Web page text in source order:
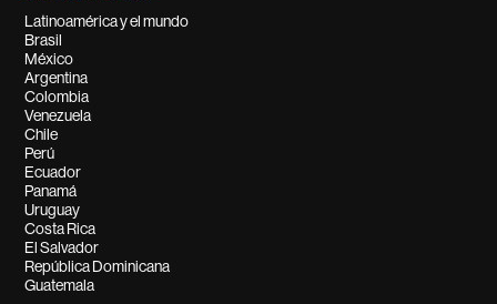
Latinoamérica y el mundo
Brasil
México
Argentina
Colombia
Venezuela
Chile
Perú
Ecuador
Panamá
Uruguay
Costa Rica
El Salvador
República Dominicana
Guatemala